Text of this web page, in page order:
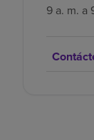
9 a. m. a